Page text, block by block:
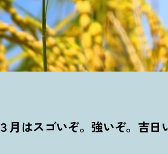
３月はスゴいぞ。強いぞ。吉